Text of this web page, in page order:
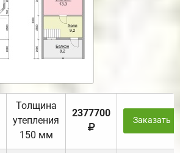
Толщина
утепления
150 мм
2377700
Заказать